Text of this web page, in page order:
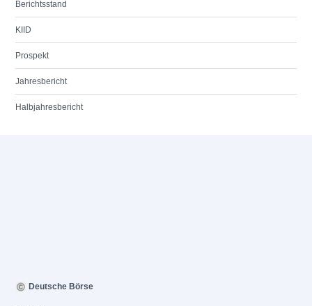
Berichtsstand
KIID
Prospekt
Jahresbericht
Halbjahresbericht
Deutsche Börse